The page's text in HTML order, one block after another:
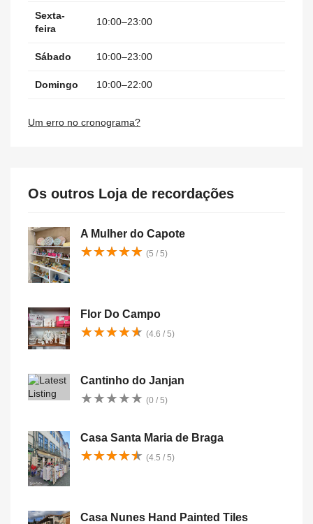
Sexta-
feira
10:00–23:00
Sábado 10:00–23:00
Domingo 10:00–22:00
Um erro no cronograma?
Os outros Loja de recordações
A Mulher do Capote
★★★★★
★★★★★ (5 / 5)
Flor Do Campo
★★★★★
★★★★★ (4.6 / 5)
Cantinho do Janjan
★★★★★
★★★★★ (0 / 5)
Casa Santa Maria de Braga
★★★★★
★★★★★ (4.5 / 5)
Casa Nunes Hand Painted Tiles